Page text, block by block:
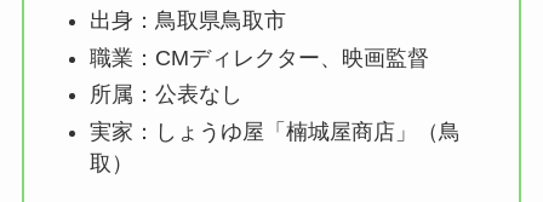
出身：鳥取県鳥取市
職業：CMディレクター、映画監督
所属：公表なし
実家：しょうゆ屋「楠城屋商店」（鳥
取）